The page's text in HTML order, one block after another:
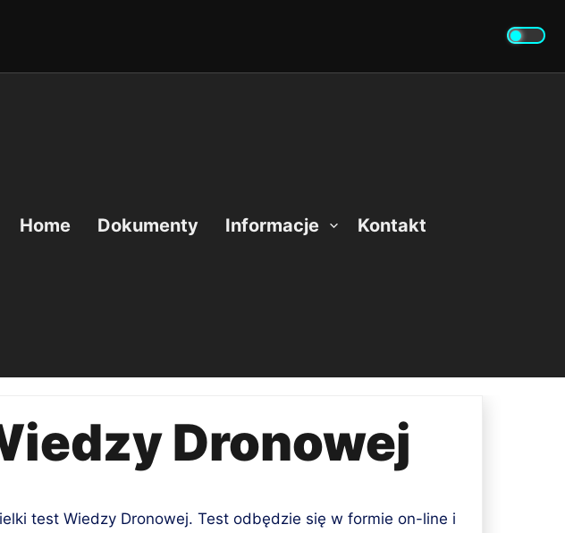
Home Dokumenty Informacje Kontakt
Dronowej
test Wiedzy Dronowej. Test odbędzie się w formie on-line i